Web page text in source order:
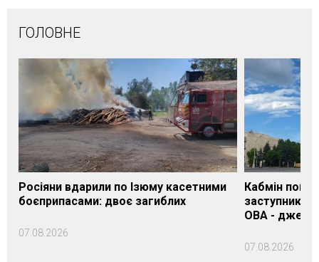
ГОЛОВНЕ
Росіяни вдарили по Ізюму касетними
боєприпасами: двоє загиблих
07.08.2026
Кабмін
заступника
ОВА -
07.08.2026